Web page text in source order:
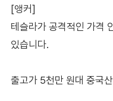
[앵커]
테슬라가 공격적인 가격
있습니다.
출고가 5천만 원대 중국